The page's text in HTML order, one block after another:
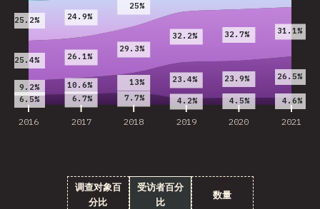
2016 2017 2018 2019 2020 2021
6.5% 6.7% 7.7% 4.2% 4.5% 4.6%
9.2% 10.6% 13% 23.4% 23.9% 26.5%
25.4% 26.1%
29.3%
32.2% 32.7% 31.1%
25.2% 24.9%
25%
调查对象百
分比
受访者百分
比
数量